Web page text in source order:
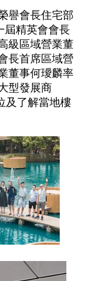
譽會長住宅部
屆精英會會長
級區域營業董
長首席區域營
董事何璦麟率
型發展商
及了解當地樓